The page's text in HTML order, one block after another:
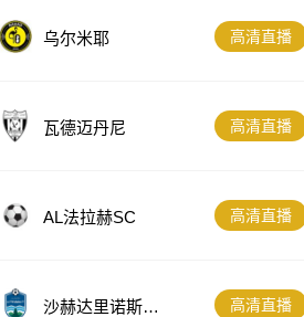
乌尔米耶 高清直播
瓦德迈丹尼 高清直播
AL法拉赫SC 高清直播
沙赫达里诺斯哈
高清直播